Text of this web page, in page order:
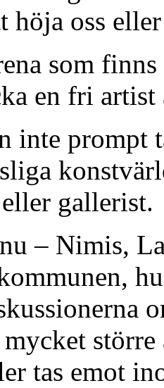
höja oss
som
en fri artist
inte prompt
gallerist.
– Nimis,
större
tas emot